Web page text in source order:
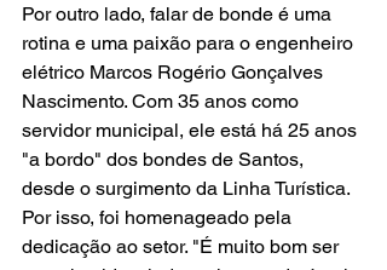
Por outro lado, falar de bonde é uma
rotina e uma paixão para o engenheiro
elétrico Marcos Rogério Gonçalves
Nascimento. Com 35 anos como
servidor municipal, ele está há 25 anos
"a bordo" dos bondes de Santos,
desde o surgimento da Linha Turística.
Por isso, foi homenageado pela
dedicação ao setor. "É muito bom ser